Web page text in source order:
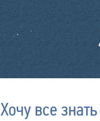
Хочу все